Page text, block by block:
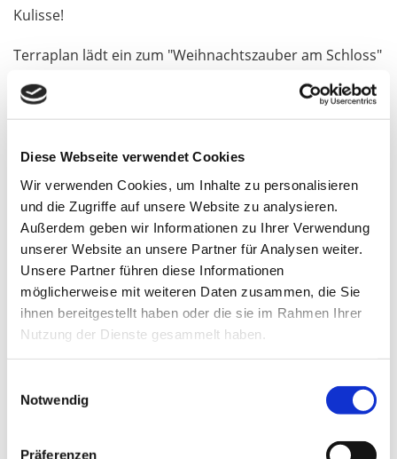
Diese Webseite verwendet Cookies
Wir verwenden Cookies, um Inhalte zu personalisieren
und die Zugriffe auf unsere Website zu analysieren.
Außerdem geben wir Informationen zu Ihrer Verwendung
unserer Website an unsere Partner für Analysen weiter.
Unsere Partner führen diese Informationen
möglicherweise mit weiteren Daten zusammen, die Sie
ihnen bereitgestellt haben oder die sie im Rahmen Ihrer
Nutzung der Dienste gesammelt haben.
Notwendig
Präferenzen
Kulisse!
Terraplan lädt ein zum "Weihnachtszauber am Schloss"
und freut sich, dies gemeinsam mit der Stadt
Fürstenberg/Havel zu organisieren. Am
Samstag,
und Interessierten von14 bis 20 Uhr
von verschiedenen Ständen mit kulinarischen
Angeboten und Kunsthandwerk sowie einem
Programm für Kinder freuen. Auch das Schloss selbst
öffnet in dieser Zeit wieder seine Türen. Das terraplan-
Team bietet Schlossführungen an und informiert über
den aktuellen Projektstand.
Fürstenberg/Havel.